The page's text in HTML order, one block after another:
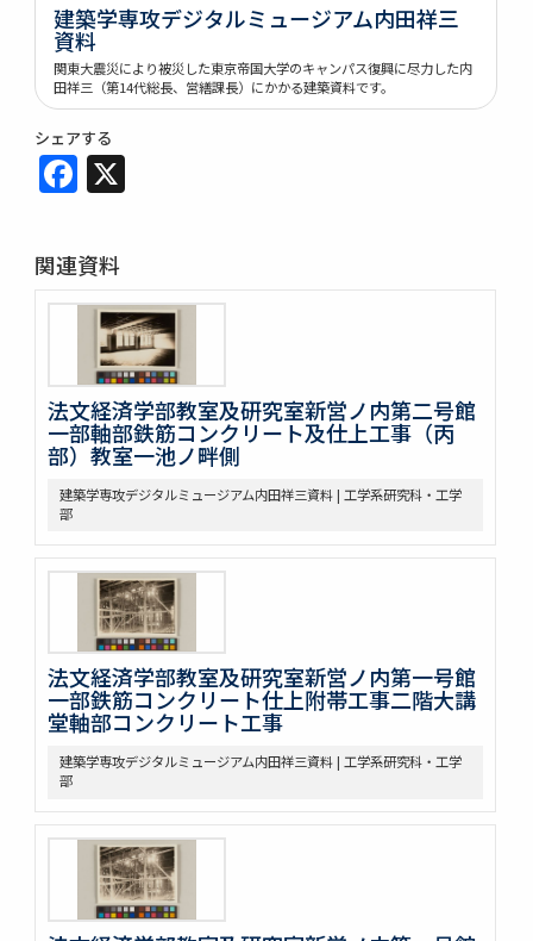
建築学専攻デジタルミュージアム内田祥三
資料
関東大震災により被災した東京帝国大学のキャンパス復興に尽力した内
田祥三（第14代総長、営繕課長）にかかる建築資料です。
シェアする
Facebook
関連資料
法文経済学部教室及研究室新営ノ内第二号館
一部軸部鉄筋コンクリート及仕上工事（丙
部）教室一池ノ畔側
建築学専攻デジタルミュージアム内田祥三資料 | 工学系研究科・工学
部
法文経済学部教室及研究室新営ノ内第一号館
一部鉄筋コンクリート仕上附帯工事二階大講
堂軸部コンクリート工事
建築学専攻デジタルミュージアム内田祥三資料 | 工学系研究科・工学
部